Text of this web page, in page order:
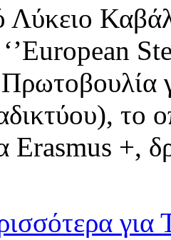
Λύκειο
το
Erasmus +,
για